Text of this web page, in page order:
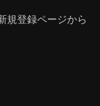
規登録ページから